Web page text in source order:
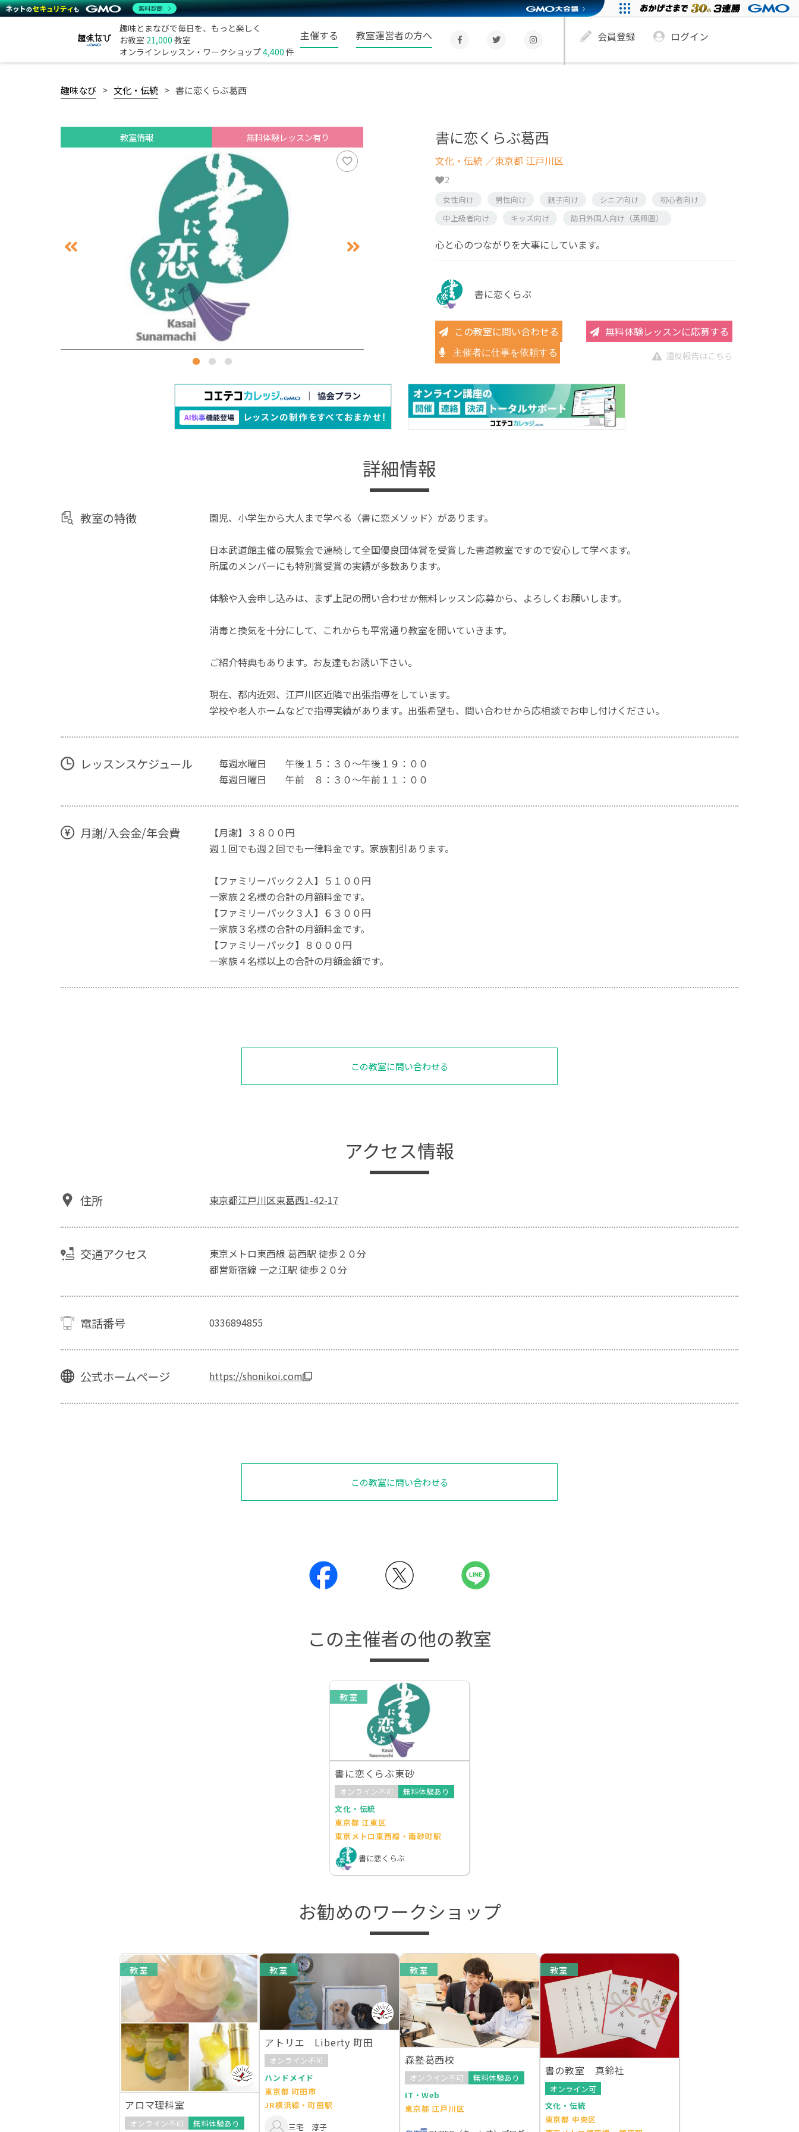
趣味とまなびで毎日を、もっと楽しく
お教室 21,000 教室
オンラインレッスン・ワークショップ4,400 件
主催する 教室運営者の方へ 会員登録 ログイン
趣味なび 文化・伝統 書に恋くらぶ葛西
教室情報 無料体験レッスン有り 書に恋くらぶ葛西
文化・伝統 ／東京都 江戸川区
2
女性向け 男性向け 親子向け シニア向け
初心者向け
中上級者向け
キッズ向け 訪日外国人向け（英語圏）
心と心のつながりを大事にしています。
書に恋くらぶ
この教室に問い合わせる 無料体験レッスンに応募する
主催者に仕事を依頼する 違反報告はこちら
詳細情報
教室の特徴 園児、小学生から大人まで学べる〈書に恋メソッド〉があります。
日本武道館主催の展覧会で連続して全国優良団体賞を受賞した書道教室ですので安心して学べます。
所属のメンバーにも特別賞受賞の実績が多数あります。
体験や入会申し込みは、まず上記の問い合わせか無料レッスン応募から、よろしくお願いします。
消毒と換気を十分にして、これからも平常通り教室を開いていきます。
ご紹介特典もあります。お友達もお誘い下さい。
現在、都内近郊、江戸川区近隣で出張指導をしています。
学校や老人ホームなどで指導実績があります。出張希望も、問い合わせから応相談でお申し付けください。
レッスンスケジュール
毎週水曜日 午後１５：３０〜午後１９：００
毎週日曜日 午前 ８：３０〜午前１１：００
月謝/入会金/年会費
【月謝】３８００円
週１回でも週２回でも一律料金です。家族割引あります。
【ファミリーパック２人】５１００円
一家族２名様の合計の月額料金です。
【ファミリーパック３人】６３００円
一家族３名様の合計の月額料金です。
【ファミリーパック】８０００円
一家族４名様以上の合計の月額金額です。
この教室に問い合わせる
アクセス情報
住所 東京都江戸川区東葛西1-42-17
交通アクセス
東京メトロ東西線 葛西駅 徒歩２０分
都営新宿線 一之江駅 徒歩２０分
電話番号 0336894855
公式ホームページ https://shonikoi.com
この教室に問い合わせる
この主催者の他の教室
教室
書に恋くらぶ東砂
オンライン不可
無料体験あり
文化・伝統
東京都 江東区
東京メトロ東西線・南砂町駅
書に恋くらぶ
お勧めのワークショップ
教室
アロマ理科室
オンライン不可 無料体験あり
教室
アトリエ Liberty 町田
オンライン不可
ハンドメイド
東京都 町田市
JR横浜線・町田駅
三宅 淳子
教室
森塾葛西校
オンライン不可
無料体験あり
IT・Web
東京都 江戸川区
教室
書の教室 真鈴社
オンライン可
文化・伝統
東京都 中央区
無料診断